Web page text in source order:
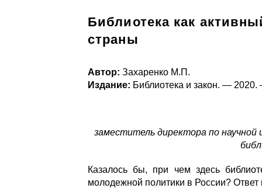
Библиотека как
страны
Автор: Захаренко М.П.
Издание: Библиотека и закон. —
заместитель директора по научной
Казалось бы, при чем здесь
молодежной политики в России?